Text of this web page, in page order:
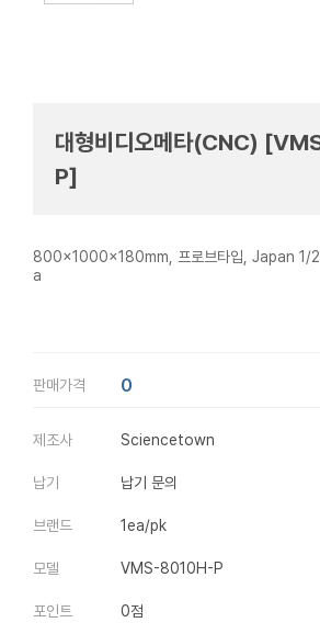
대형비디오메타(CNC)
P]
800x1000x180mm, 프로브타입, Japan 1/
a
판매가격 0
제조사 Sciencetown
납기 납기 문의
브랜드 1ea/pk
모델 VMS-8010H-P
포인트 0점